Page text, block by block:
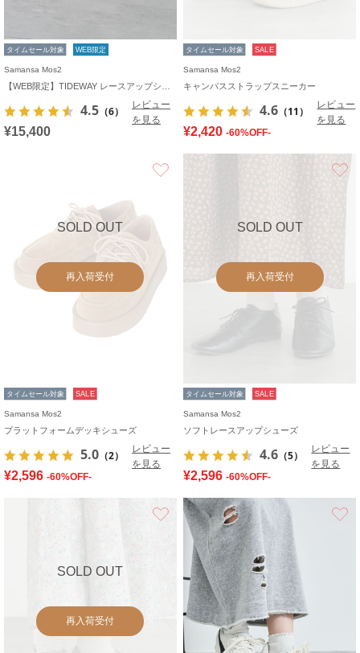
タイムセール対象 WEB限定
Samansa Mos2
4.5 （6）
レビュー
を見る
¥15,400
タイムセール対象 SALE
Samansa Mos2
キャンバスストラップスニーカー
4.6 （11）
レビュー
を見る
¥2,420 -60%OFF-
SOLD OUT
再入荷受付
お気に入り
タイムセール対象 SALE
Samansa Mos2
プラットフォームデッキシューズ
5.0 （2）
レビュー
を見る
¥2,596 -60%OFF-
SOLD OUT
再入荷受付
タイムセール対象 SALE
Samansa Mos2
ソフトレースアップシューズ
4.6 （5）
レビュー
を見る
¥2,596 -60%OFF-
SOLD OUT
再入荷受付
お気に入り